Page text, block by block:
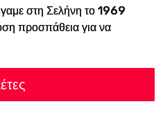
στη Σελήνη το 1969
προσπάθεια για να